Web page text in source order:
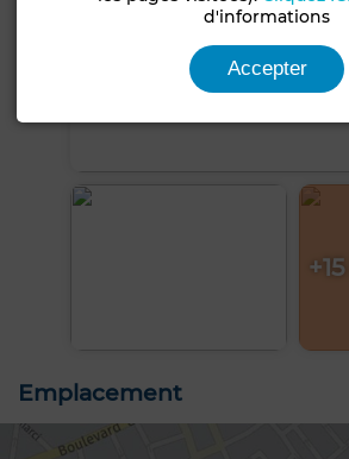
Emplacement
d'informations
Accepter